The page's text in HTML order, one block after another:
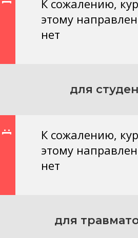
К сожалению,
этому
нет
для
:[
К сожалению,
этому
нет
для